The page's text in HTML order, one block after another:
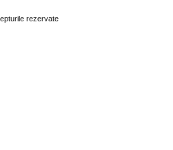
rezervate